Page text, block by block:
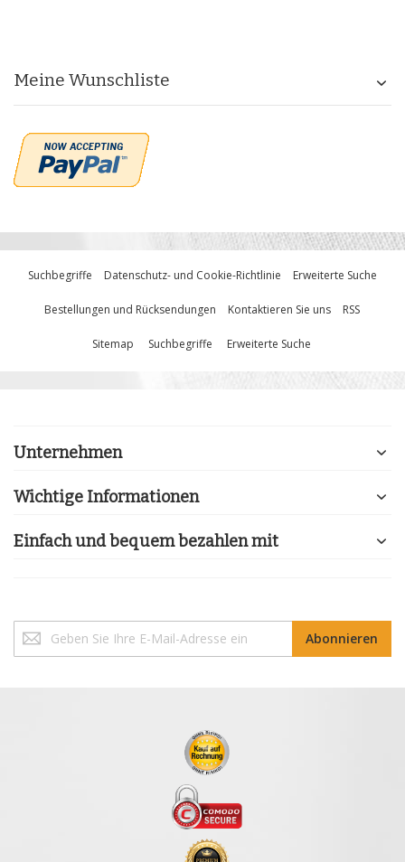
Meine Wunschliste
Suchbegriffe Datenschutz- und Cookie-Richtlinie Erweiterte Suche
Bestellungen und Rücksendungen Kontaktieren Sie uns RSS
Sitemap Suchbegriffe Erweiterte Suche
Unternehmen
Wichtige Informationen
Einfach und bequem bezahlen mit
Sie
sich
Abonnieren